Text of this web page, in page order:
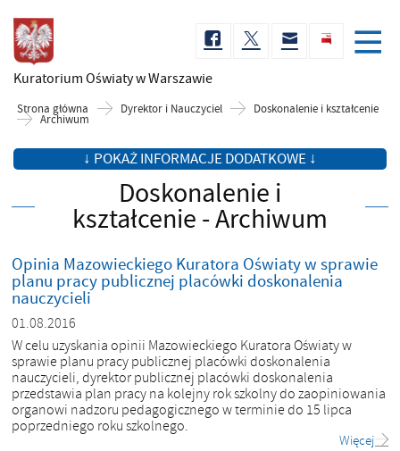
Kuratorium Oświatyw Warszawie
Strona główna Dyrektor i Nauczyciel Doskonalenie i kształcenie
Archiwum
↓ POKAŻ INFORMACJE DODATKOWE ↓
Doskonalenie i
kształcenie - Archiwum
Opinia Mazowieckiego Kuratora Oświaty w sprawie
planu pracy publicznej placówki doskonalenia
nauczycieli
01.08.2016
W celu uzyskania opinii Mazowieckiego Kuratora Oświaty w
sprawie planu pracy publicznej placówki doskonalenia
nauczycieli, dyrektor publicznej placówki doskonalenia
przedstawia plan pracy na kolejny rok szkolny do zaopiniowania
organowi nadzoru pedagogicznego w terminie do 15 lipca
poprzedniego roku szkolnego.
Więcej